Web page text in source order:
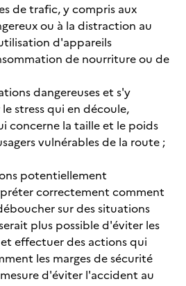
de trafic, y compris aux
ou à la distraction au
d'appareils
de nourriture ou de
dangereuses et s'y
stress qui en découle,
concerne la taille et le poids
vulnérables de la route ;
potentiellement
correctement comment
sur des situations
plus possible d'éviter les
effectuer des actions qui
les marges de sécurité
d'éviter l'accident au